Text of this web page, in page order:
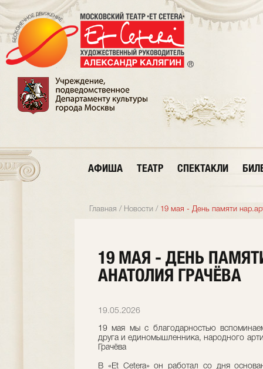
АФИША ТЕАТР СПЕКТАКЛИ
Главная / Новости / 19 мая - День памяти
19 МАЯ - ДЕНЬ
АНАТОЛИЯ ГРАЧЁВА
19.05.2026
19 мая мы с благодарностью
друга и единомышленника, народного
Грачёва
В «Et Cetera» он работал со дня